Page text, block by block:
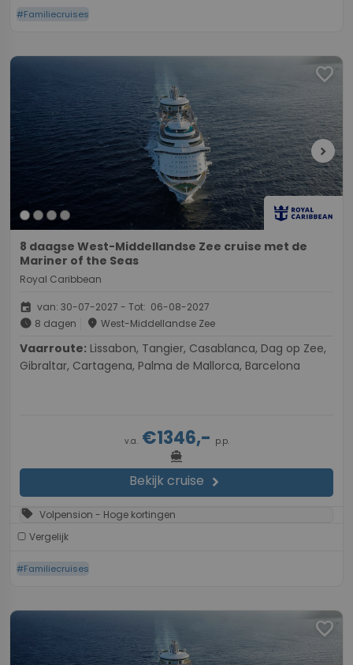
#Familiecruises
favorite
chevron_right
8 daagse West-Middellandse Zee cruise met de
Mariner of the Seas
Royal Caribbean
event van: 30-07-2027 - Tot: 06-08-2027
schedule 8 dagen place West-Middellandse Zee
Vaarroute:
Gibraltar, Cartagena, Palma de Mallorca, Barcelona
v.a.€1346,- p.p.
directions_boat
Bekijk cruise chevron_right
sell Volpension - Hoge kortingen
Vergelijk
#Familiecruises
favorite